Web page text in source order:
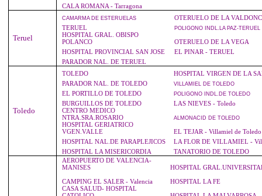
CALA ROMANA - Tarragona
Teruel
CAMARMADE ESTERUELAS
OTERUELO DE LA
TERUEL
POLIGONOINDL.LA PAZ-TERUEL
HOSPITAL GRAL. OBISPO
POLANCO
OTERUELO DE LA VEGA
HOSPITAL PROVINCIAL SAN JOSE
EL PINAR - TERUEL
PARADOR NAL. DE TERUEL
Toledo
TOLEDO
HOSPITAL VIRGEN DE LA
PARADOR NAL. DE TOLEDO
VILLAMIELDE TOLEDO
EL PORTILLO DE TOLEDO POLIGONOINDL.DE TOLEDO
BURGUILLOS DE TOLEDO
LAS NIEVES - Toledo
CENTRO MEDICO
NTRA.SRA.ROSARIO
ALMONACID DE TOLEDO
HOSPITAL GERIATRICO
VGEN.VALLE
EL TEJAR - Villamiel de Toledo
HOSPITAL NAL.DE PARAPLEJICOS
LA FLOR DE VILLAMIEL -
HOSPITAL LA MISERICORDIA
TANATORIO DE TOLEDO
AEROPUERTO DE VALENCIA-
MANISES
HOSPITAL
CAMPING EL SALER - Valencia
HOSPITAL LA FE
CASA SALUD- HOSPITAL